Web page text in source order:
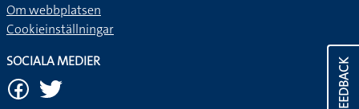
FEEDBACK
Om webbplatsen
Cookieinställningar
SOCIALA MEDIER